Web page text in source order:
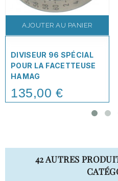
AJOUTER AU PANIER
DIVISEUR 96 SPÉCIAL
POUR LA FACETTEUSE
HAMAG
Price
135,00 €
42 AUTRES